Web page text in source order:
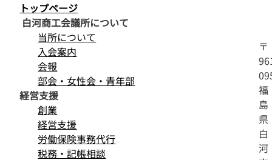
〒
福
島
県
白
河
トップページ
白河商工会議所について
当所について
入会案内
会報
部会・女性会・青年部
経営支援
創業
経営支援
労働保険事務代行
税務・記帳相談